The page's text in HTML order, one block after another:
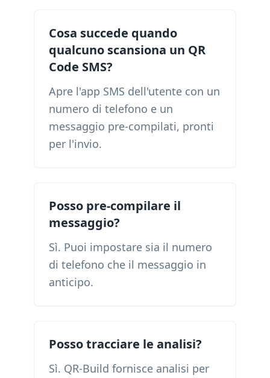
Cosa succede quando
qualcuno scansiona un QR
Code SMS?
Apre l'app SMS dell'utente con un
numero di telefono e un
messaggio pre-compilati, pronti
per l'invio.
Posso pre-compilare il
messaggio?
Sì. Puoi impostare sia il numero
di telefono che il messaggio in
anticipo.
Posso tracciare le analisi?
Sì. QR-Build fornisce analisi per